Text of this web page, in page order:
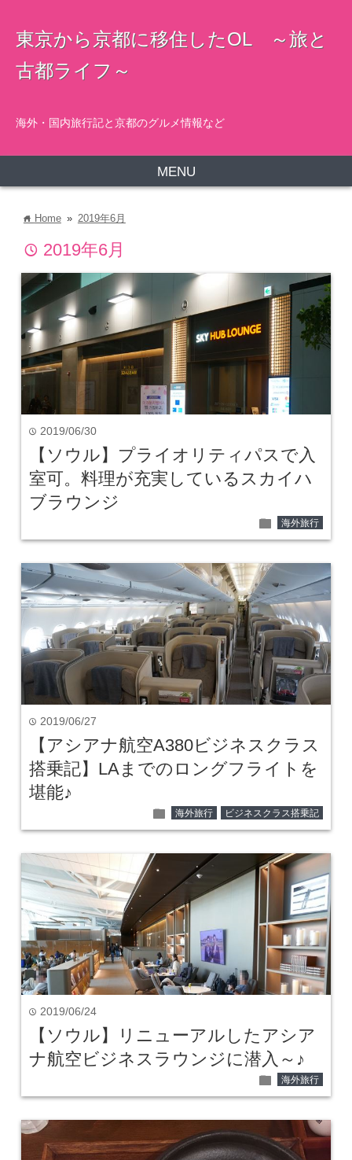
東京から京都に移住したOL ～旅と
古都ライフ～
海外・国内旅行記と京都のグルメ情報など
MENU
home Home » 2019年6月
time 2019年6月
time 2019/06/30
【ソウル】プライオリティパスで入
室可。料理が充実しているスカイハ
ブラウンジ
folder 海外旅行
time 2019/06/27
【アシアナ航空A380ビジネスクラス
搭乗記】LAまでのロングフライトを
堪能♪
folder 海外旅行 ビジネスクラス搭乗記
time 2019/06/24
【ソウル】リニューアルしたアシア
ナ航空ビジネスラウンジに潜入～♪
folder 海外旅行